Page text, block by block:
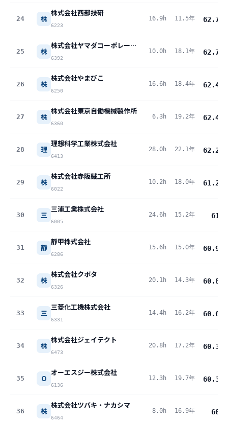
24 株
株式会社西部技研
6223
16.9h 11.5年 62.7
25 株
株式会社ヤマダコーポレーション
6392
10.0h 18.1年 62.7
26 株
株式会社やまびこ
6250
16.6h 18.4年 62.4
27 株
株式会社東京自働機械製作所
6360
6.3h 19.2年 62.4
28 理
理想科学工業株式会社
6413
28.0h 22.1年 62.2
29 株
株式会社赤阪鐵工所
6022
10.2h 18.0年 61.2
30 三
三浦工業株式会社
6005
24.6h 15.2年 61
31 靜
靜甲株式会社
6286
15.6h 15.0年 60.9
32 株
株式会社クボタ
6326
20.1h 14.3年 60.8
33 三
三菱化工機株式会社
6331
14.4h 16.2年 60.6
34 株
株式会社ジェイテクト
6473
20.8h 17.2年 60.3
35 O
オーエスジー株式会社
6136
12.3h 19.7年 60.3
36 株
株式会社ツバキ・ナカシマ
6464
8.0h 16.9年 60